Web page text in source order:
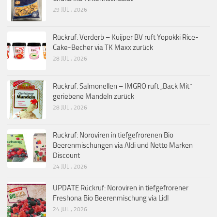
29 JULI, 2026
Rückruf: Verderb – Kuijper BV ruft Yopokki Rice-
Cake-Becher via TK Maxx zurück
28 JULI, 2026
Rückruf: Salmonellen – IMGRO ruft „Back Mit“
geriebene Mandeln zurück
28 JULI, 2026
Rückruf: Noroviren in tiefgefrorenen Bio
Beerenmischungen via Aldi und Netto Marken
Discount
24 JULI, 2026
UPDATE Rückruf: Noroviren in tiefgefrorener
Freshona Bio Beerenmischung via Lidl
24 JULI, 2026